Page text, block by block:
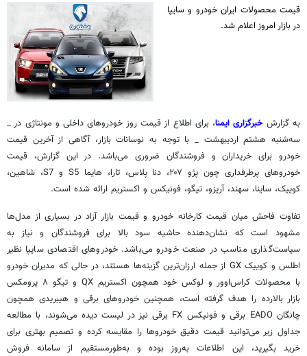
قیمت محصولات ایران‌ خودرو و سایپا
در بازار امروز اعلام شد.
به گزارش خبرگزاری ایمنا، برای اطلاع از قیمت روز خودروهای داخلی و مونتاژی در _
سه‌شنبه هشتم اردیبهشت _ با توجه به نوسانات بازار، آگاهی از آخرین قیمت
خودرو برای خریداران و فروشندگان ضروری می‌باشد. در این گزارش، قیمت
خودروهای پرطرفداری چون پژو ۲۰۷، دنا پلاس، تارا، هایما S5 و S7، شاهین،
کوییک، ساینا، سهند، آریزو، تیگو، فونیکس و اکستریم ارائه شده است.
تفاوت فاحش میان قیمت کارخانه خودرو و قیمت بازار آزاد در بسیاری از مدل‌ها
مشهود است که نشان‌دهنده حاشیه سود بالا برای فروشندگان و نیاز به
سیاست‌گذاری مناسب در صنعت خودرو می‌باشد. خودروهای اقتصادی سایپا نظیر
اطلس و کوییک GX از جمله ارزان‌ترین گزینه‌ها هستند، در حالی که مدیران خودرو
با محصولات کراس‌اوور و لوکس خود همچون اکستریم QX و تیگو ۸ پرومکس
بازار بالارده را هدف گرفته است، همچنین خودروهای برقی و هیبریدی همچون
چانگان EADO برقی و فونیکس FX برقی نیز در لیست دیده می‌شوند، با مطالعه
جداول زیر می‌توانید قیمت دقیق خودروها را مقایسه کرده و تصمیم بهتری برای
خرید بگیرید، این اطلاعات به‌روز بوده و به‌طورمستقیم از سامانه فروش